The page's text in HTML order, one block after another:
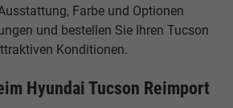
Farbe und Optionen
und bestellen Sie Ihren Tucson
Konditionen.
Hyundai Tucson Reimport